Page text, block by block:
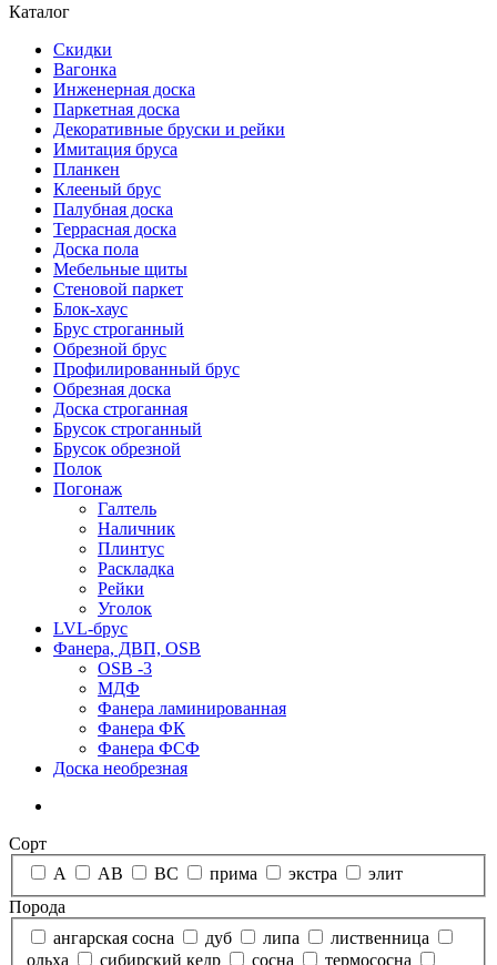
Каталог
Скидки
Вагонка
Инженерная доска
Паркетная доска
Декоративные бруски и рейки
Имитация бруса
Планкен
Клееный брус
Палубная доска
Террасная доска
Доска пола
Мебельные щиты
Стеновой паркет
Блок-хаус
Брус строганный
Обрезной брус
Профилированный брус
Обрезная доска
Доска строганная
Брусок строганный
Брусок обрезной
Полок
Погонаж
Галтель
Наличник
Плинтус
Раскладка
Рейки
Уголок
LVL-брус
Фанера, ДВП, OSB
OSB -3
МДФ
Фанера ламинированная
Фанера ФК
Фанера ФСФ
Доска необрезная
Сорт
А
АВ ВС прима экстра
элит
Порода
ангарская сосна
дуб липа
лиственница
ольха
сибирский кедр сосна
термососна